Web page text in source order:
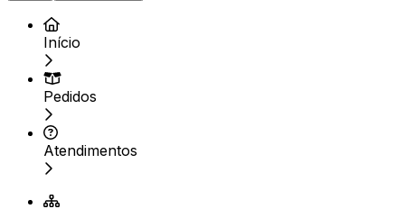
Início
Pedidos
Atendimentos